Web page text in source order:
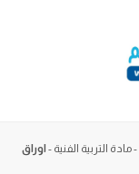
-مادة التربية الفنية - اوراق